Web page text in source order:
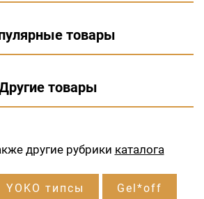
товары
товары
другие рубрики каталога
типсы Gel*off